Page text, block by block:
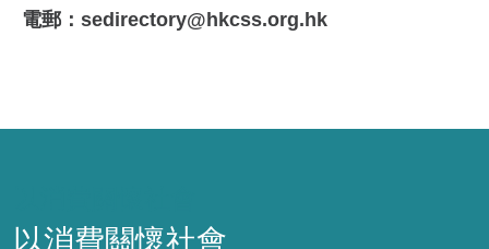
電郵：sedirectory@hkcss.org.hk
以消費關懷社會